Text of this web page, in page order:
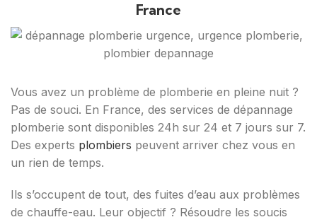
France
Vous avez un problème de plomberie en pleine nuit ?
Pas de souci. En France, des services de dépannage
plomberie sont disponibles 24h sur 24 et 7 jours sur 7.
Des experts plombiers peuvent arriver chez vous en
un rien de temps.
Ils s’occupent de tout, des fuites d’eau aux problèmes
de chauffe-eau. Leur objectif ? Résoudre les soucis